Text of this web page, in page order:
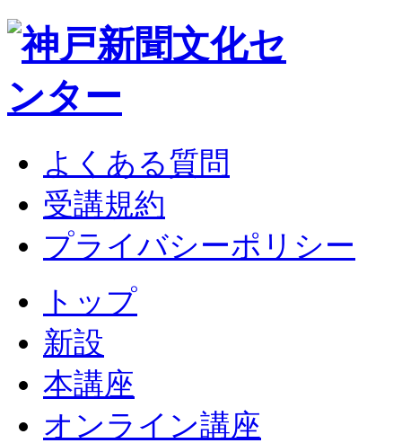
よくある質問
受講規約
プライバシーポリシー
トップ
新設
本講座
オンライン講座